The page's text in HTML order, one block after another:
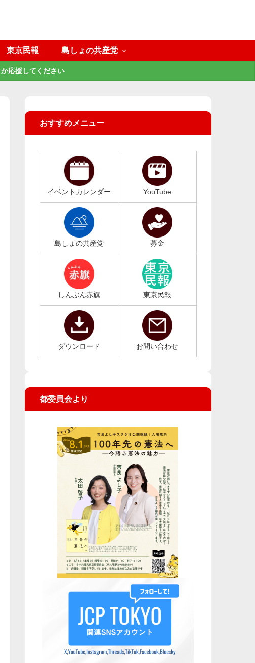
東京民報 島しょの共産党
応援してください
おすすめメニュー
イベントカレンダー YouTube
島しょの共産党 募金
しんぶん赤旗 東京民報
ダウンロード お問い合わせ
都委員会より